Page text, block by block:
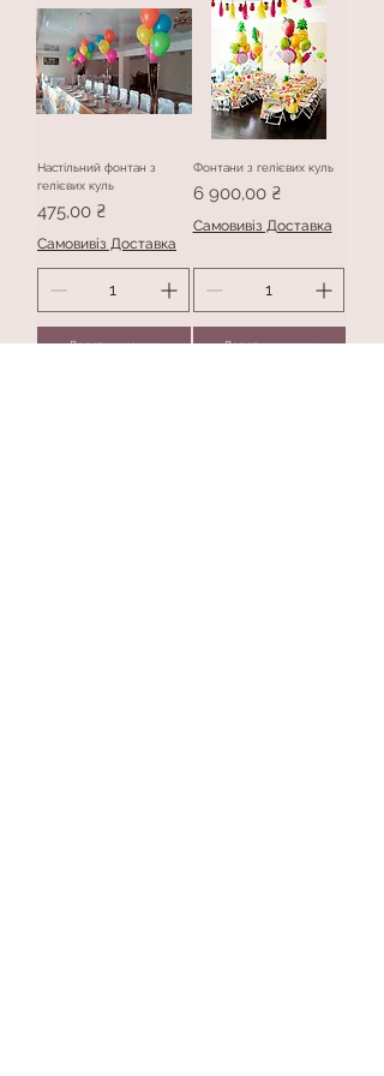
Настільний фонтан з
гелієвих куль
Ціна
475,00 ₴
Самовивіз Доставка
Додати у кошик
Фонтани з гелієвих куль
Ціна
6 900,00 ₴
Самовивіз Доставка
Додати у кошик